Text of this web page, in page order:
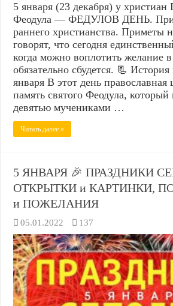
5 января (23 декабря) у христиан
Феодула — ФЕДУЛОВ ДЕНЬ.
раннего христианства. Приметы
говорят, что сегодня
когда можно воплотить желание
обязательно сбудется. 📃
января В этот день православная
память святого Феодула, который
девятью мучениками …
Читать далее »
5 ЯНВАРЯ 🎉 ПРАЗДНИКИ
ОТКРЫТКИ и КАРТИНКИ,
и ПОЖЕЛАНИЯ
05.01.2022 137